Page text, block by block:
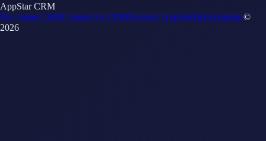
AppStar CRM
Что такое CRMСущности CRMПочему AppStarИнтеграции©
2026